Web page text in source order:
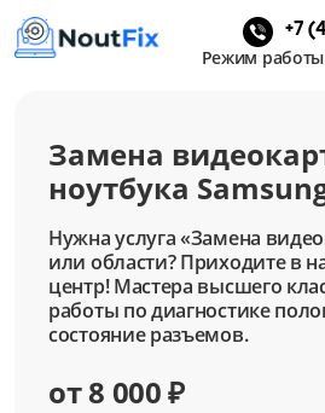
+7
Режим работы
Замена
ноутбука
Нужна услуга «Замена
или области? Приходите в
центр! Мастера высшего
работы по диагностике
состояние разъемов.
от 8 000 ₽